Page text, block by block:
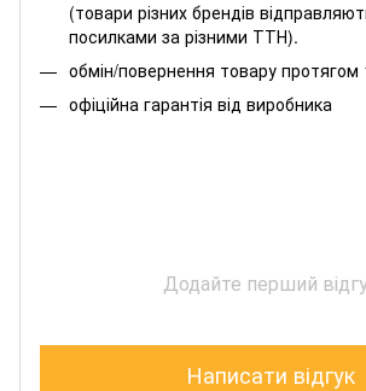
(товари різних брендів
посилками за різними ТТН).
обмін/повернення товару протягом
офіційна гарантія від виробника
Додайте перший
Написати відгук